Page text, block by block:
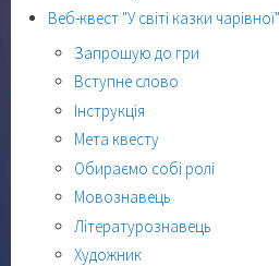
Веб-квест "У світі казки чарівної"
Запрошую до гри
Вступне слово
Інструкція
Мета квесту
Обираємо собі ролі
Мовознавець
Літературознавець
Художник